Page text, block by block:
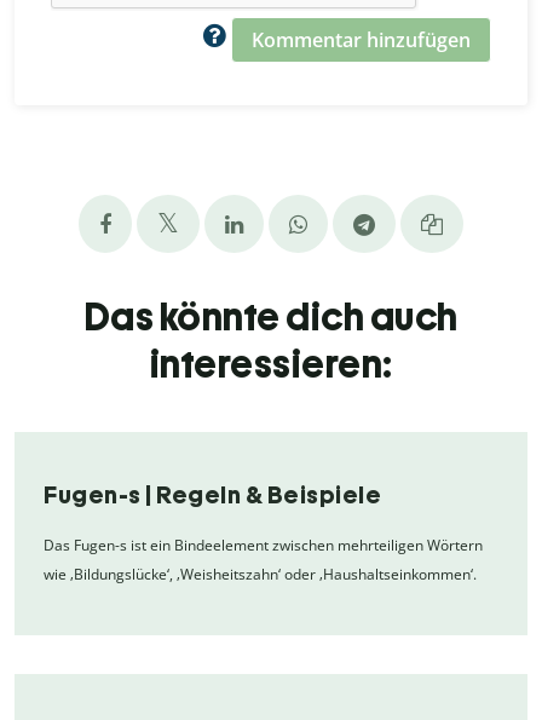
Kommentar hinzufügen
Das könnte dich auch
interessieren:
Fugen-s | Regeln & Beispiele
Das Fugen-s ist ein Bindeelement zwischen mehrteiligen Wörtern
wie ‚Bildungslücke‘, ‚Weisheitszahn‘ oder ‚Haushaltseinkommen‘.